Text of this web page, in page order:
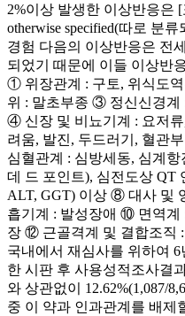
2%이상 발생한 이상반응은
otherwise specified(따로 분
경험 다음의 이상반응은 전
되었기 때문에 이들 이상반
① 위장관계 : 구토, 위식도
위 : 말초부종 ③ 정신신경계
④ 신장 및 비뇨기계 : 요저
려움, 발진, 두드러기, 혈관
심혈관계 : 심방세동, 심계
데 드 포인트), 심전도상 QT
ALT, GGT) 이상 ⑧ 대사 및
흡기계 : 발성장애 ⑩ 면역
장 ⑫ 근골격계 및 결합조직
국내에서 재심사를 위하여 6
한 시판 후 사용성적조사결
와 상관없이 12.62%(1,087/
중 이 약과 인과관계를 배제